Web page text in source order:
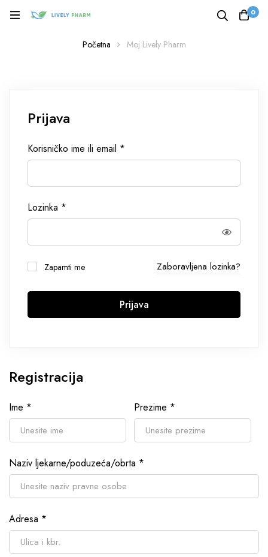
0
Početna Moj Lively Pharm
Prijava
Korisničko ime ili email *
Lozinka *
Zapamti me Zaboravljena lozinka?
Prijava
Registracija
Ime * Prezime *
Naziv ljekarne/poduzeća/obrta *
Adresa *